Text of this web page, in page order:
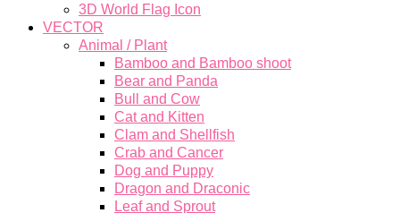
3D World Flag Icon
VECTOR
Animal / Plant
Bamboo and Bamboo shoot
Bear and Panda
Bull and Cow
Cat and Kitten
Clam and Shellfish
Crab and Cancer
Dog and Puppy
Dragon and Draconic
Leaf and Sprout